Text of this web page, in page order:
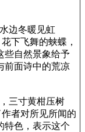
边冬暖见虹
下飞舞的蛱蝶，
些自然景象给予
前面诗中的荒凉
三寸黄柑压树
者对所见所闻的
特色，表示这个